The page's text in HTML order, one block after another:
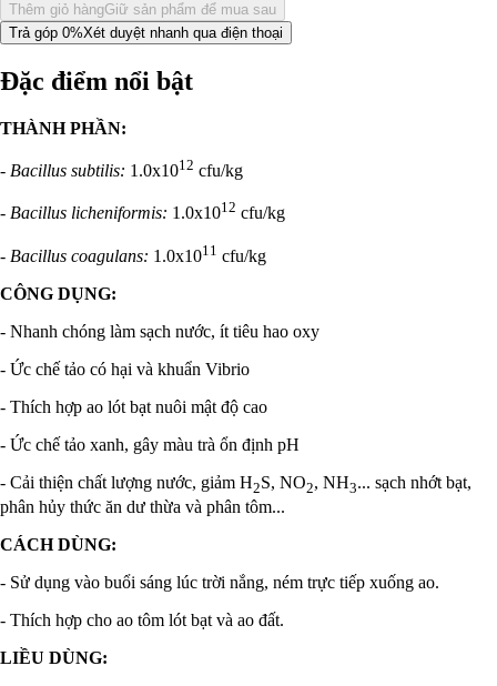
Thêm giỏ hàngGiữ sản phẩm để mua sau
Trả góp 0%Xét duyệt nhanh qua điện thoại
Đặc điểm nổi bật
THÀNH PHẦN:
- Bacillus subtilis: 1.0x1012 cfu/kg
- Bacillus licheniformis: 1.0x1012 cfu/kg
- Bacillus coagulans: 1.0x1011 cfu/kg
CÔNG DỤNG:
- Nhanh chóng làm sạch nước, ít tiêu hao oxy
- Ức chế tảo có hại và khuẩn Vibrio
- Thích hợp ao lót bạt nuôi mật độ cao
- Ức chế tảo xanh, gây màu trà ổn định pH
- Cải thiện chất lượng nước, giảm H2S, NO2, NH3... sạch nhớt bạt,
phân hủy thức ăn dư thừa và phân tôm...
CÁCH DÙNG:
- Sử dụng vào buổi sáng lúc trời nắng, ném trực tiếp xuống ao.
- Thích hợp cho ao tôm lót bạt và ao đất.
LIỀU DÙNG: